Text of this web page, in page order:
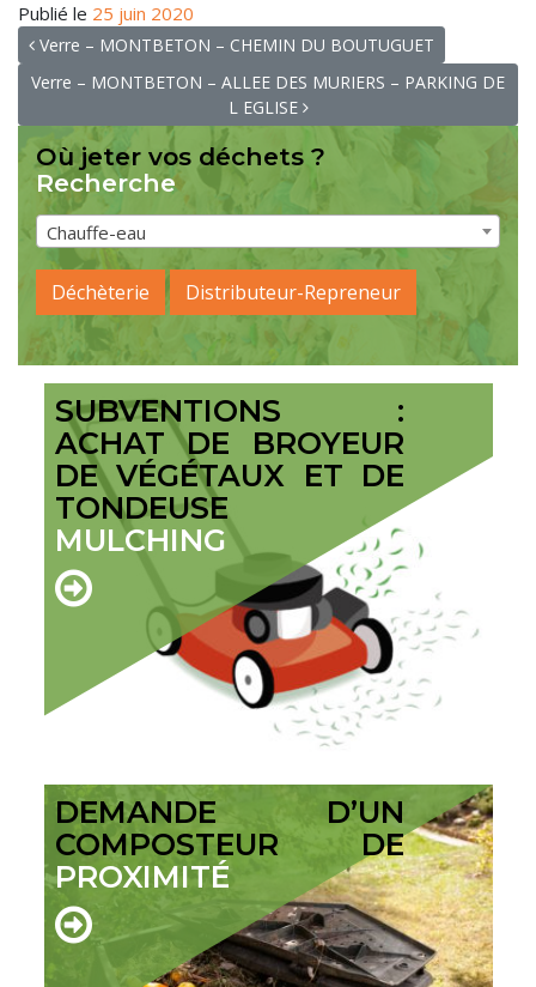
Publié le 25 juin 2020
NAVIGATION
Verre – MONTBETON – CHEMIN DU BOUTUGUET
Verre – MONTBETON – ALLEE DES MURIERS – PARKING DE
L EGLISE
Où jeter vos déchets ?
Recherche
Chauffe-eau
Déchèterie Distributeur-Repreneur
SUBVENTIONS :
ACHAT DE BROYEUR
DE VÉGÉTAUX ET DE
TONDEUSE
MULCHING
DEMANDE D’UN
COMPOSTEUR DE
PROXIMITÉ